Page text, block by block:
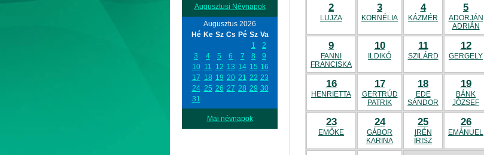
Augusztusi Névnapok
Augusztus 2026
Hé Ke Sz Cs Pé Sz Va
1
2
3
4 5 6 7 8
9
10 11 12 13 14 15 16
17 18 19 20 21 22 23
24 25 26 27 28 29 30
31
Mai névnapok
2
LUJZA
3
KORNÉLIA
4
KÁZMÉR
5
ADORJÁN
ADRIÁN
9
FANNI
FRANCISKA
10
ILDIKÓ
11
SZILÁRD
12
GERGELY
16
HENRIETTA
17
GERTRÚD
PATRIK
18
EDE
SÁNDOR
19
BÁNK
JÓZSEF
23
EMŐKE
24
GÁBOR
KARINA
25
IRÉN
ÍRISZ
26
EMÁNUEL